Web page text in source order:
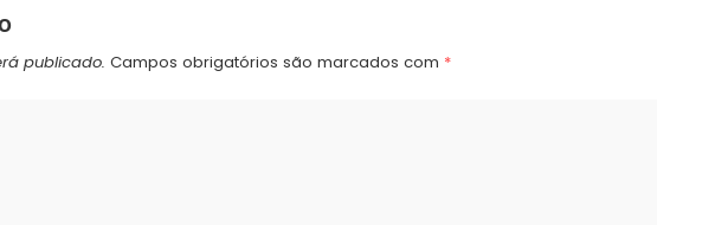
publicado. Campos obrigatórios são marcados com *